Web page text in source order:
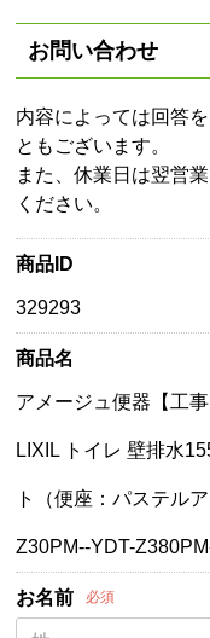
お問い合わせ
内容によっては回答
ともございます。
また、休業日は翌営
ください。
商品ID
329293
商品名
アメージュ便器【工
LIXIL トイレ 壁排水
ト（便座：パステル
Z30PM--YDT-
お名前 必須